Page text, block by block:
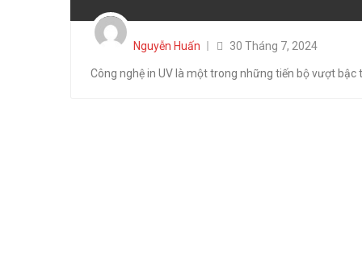
Nguyễn Huấn
Posted
on
30 Tháng 7, 2024
Công nghệ in UV là một trong những tiến bộ vượt bậc